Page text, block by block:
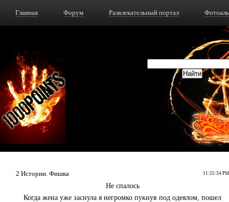
Главная Форум Развлекательный портал
11:25:34 PM
2 Истории. Фишка
Не спалось
Когда жена уже заснула я негромко пукнув под одеялом, пошел